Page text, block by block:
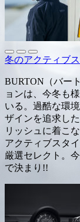
冬のアクティブ
BURTON（バー
ョンは、今冬も
いる。過酷な環
ザインを追求し
リッシュに着こ
アクティブスタ
厳選セレクト。
で決まり!!